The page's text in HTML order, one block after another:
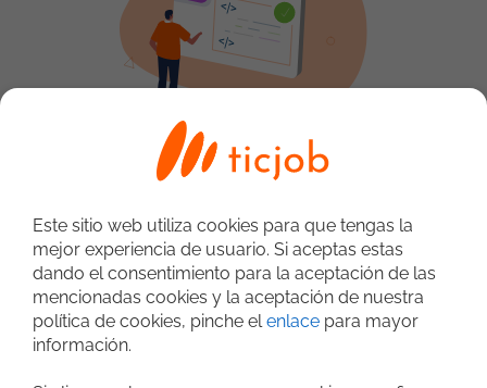
Busca trabajo
roles, desarrollo, sistemas y negocio para
avanzar en tu carrera profesional.
Buscar trabajo
Este sitio web utiliza cookies para que tengas la
mejor experiencia de usuario. Si aceptas estas
dando el consentimiento para la aceptación de las
mencionadas cookies y la aceptación de nuestra
política de cookies, pinche elenlace para mayor
información.